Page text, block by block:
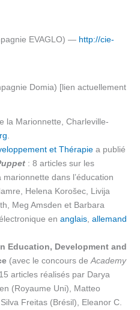
EVAGLO) — http://cie-
Domia) [lien actuellement
la Marionnette, Charleville-
et Thérapie a publié
: 8 articles sur les
dans l’éducation
Helena Korošec, Livija
Meg Amsden et Barbara
en anglais allemand
Education, Development and
(avec le concours de Academy
articles réalisés par Darya
(Royaume Uni), Matteo
Freitas (Brésil), Eleanor C.